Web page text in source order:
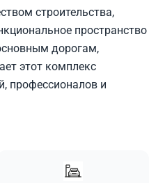
строительства,
пространство
дорогам,
этот комплекс
профессионалов и